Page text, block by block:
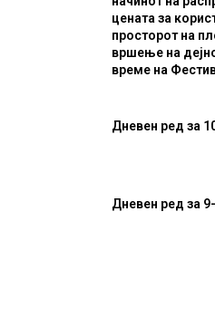
цената за
просторот на
вршење на
време на
Дневен ред за
Дневен ред за